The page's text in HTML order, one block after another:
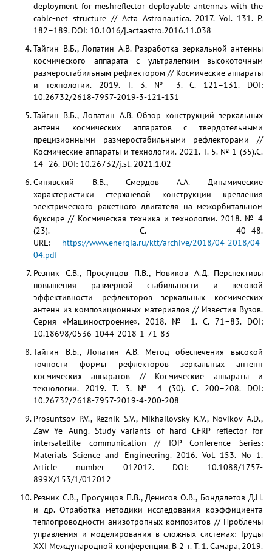
deployment for meshreflector deployable antennas with the
cable-net structure // Acta Astronautica. 2017. Vol. 131. P.
182–189. DOI: 10.1016/j.actaastro.2016.11.038
Тайгин В.Б., Лопатин А.В. Разработка зеркальной антенны
космического аппарата с ультралегким высокоточным
размеростабильным рефлектором // Космические аппараты
и технологии. 2019. Т. 3. № 3. С. 121–131. DOI:
10.26732/2618-7957-2019-3-121-131
Тайгин В.Б., Лопатин А.В. Обзор конструкций зеркальных
антенн космических аппаратов с твердотельными
прецизионными размеростабильными рефлекторами //
Космические аппараты и технологии. 2021. Т. 5. № 1 (35).С.
14–26. DOI: 10.26732/j.st. 2021.1.02
Синявский В.В., Смердов А.А. Динамические
характеристики стержневой конструкции крепления
электрического ракетного двигателя на межорбитальном
буксире // Космическая техника и технологии. 2018. № 4
(23). С. 40–48.
URL: https://www.energia.ru/ktt/archive/2018/04-2018/04-
04.pdf
Резник С.В., Просунцов П.В., Новиков А.Д. Перспективы
повышения размерной стабильности и весовой
эффективности рефлекторов зеркальных космических
антенн из композиционных материалов // Известия Вузов.
Серия «Машиностроение». 2018. № 1. С. 71–83. DOI:
10.18698/0536-1044-2018-1-71-83
Тайгин В.Б., Лопатин А.В. Метод обеспечения высокой
точности формы рефлекторов зеркальных антенн
космических аппаратов // Космические аппараты и
технологии. 2019. Т. 3. № 4 (30). С. 200–208. DOI:
10.26732/2618-7957-2019-4-200-208
Prosuntsov P.V., Reznik S.V., Mikhailovsky K.V., Novikov A.D.,
Zaw Ye Aung. Study variants of hard CFRP reflector for
intersatellite communication // IOP Conference Series:
Materials Science and Engineering. 2016. Vol. 153. No 1.
Article number 012012. DOI: 10.1088/1757-
899X/153/1/012012
Резник C.В., Просунцов П.В., Денисов О.В., Бондалетов Д.Н.
и др. Отработка методики исследования коэффициента
теплопроводности анизотропных композитов // Проблемы
управления и моделирования в сложных системах: Труды
XXI Международной конференции. В 2 т. Т. 1. Самара, 2019.